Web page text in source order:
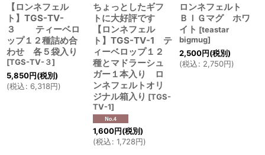
【ロンネフェル
ト】TGS-TV-
３ ティーベロ
ップ１２種詰め合
わせ 各５袋入り
[TGS-TV-３]
5,850円(税別)
(税込: 6,318円)
ちょっとしたギフ
トに大好評です
【ロンネフェル
ト】TGS-TV-1 テ
ィーベロップ１２
種とマドラーシュ
ガー１本入り ロ
ンネフェルトオリ
ジナル箱入り [TGS-
TV-1]
1,600円(税別)
(税込: 1,728円)
ロンネフェルト
ＢＩＧマグ ホワ
イト [teastar
bigmug]
2,500円(税別)
(税込: 2,750円)